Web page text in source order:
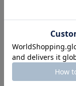
ちゃスープのよう
ボリュームだった
ちなみに店名の
そういえば台湾で
た。”中”や”小”サ
る。ちょっとだけ